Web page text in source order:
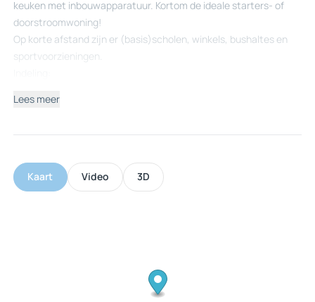
keuken met inbouwapparatuur. Kortom de ideale starters- of
doorstroomwoning!
Op korte afstand zijn er (basis)scholen, winkels, bushaltes en
sportvoorzieningen.
Entree in hal welke toegang geeft tot de woonkamer en
bereikbaar en de trap naar de eerste verdieping. De keuken is
voorzien van een inbouw koelkast, vriezer, oven, magnetron,
badkamer en de trap naar de tweede verdieping. De
masterbedroom aan de achterzijde is voorzien van een vaste
Lees meer
Kaart Video 3D